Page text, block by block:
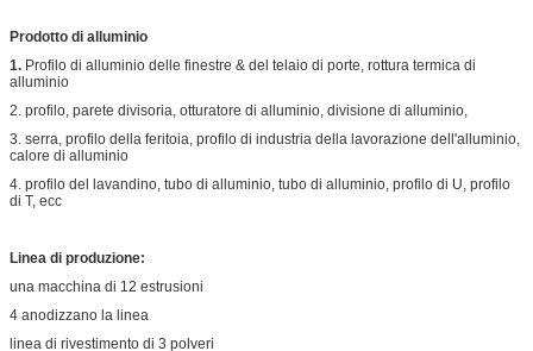
Prodotto di alluminio
1. Profilo di alluminio delle finestre & del telaio di porte, rottura termica di
alluminio
2. profilo, parete divisoria, otturatore di alluminio, divisione di alluminio,
3. serra, profilo della feritoia, profilo di industria della lavorazione dell'alluminio,
calore di alluminio
4. profilo del lavandino, tubo di alluminio, tubo di alluminio, profilo di U, profilo
di T, ecc
Linea di produzione:
una macchina di 12 estrusioni
4 anodizzano la linea
linea di rivestimento di 3 polveri